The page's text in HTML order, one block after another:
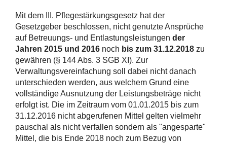
Mit dem III. Pflegestärkungsgesetz hat der
Gesetzgeber beschlossen, nicht genutzte Ansprüche
auf Betreuungs- und Entlastungsleistungender
Jahren 2015 und 2016 noch bis zum 31.12.2018 zu
gewähren (§ 144 Abs. 3 SGB XI). Zur
Verwaltungsvereinfachung soll dabei nicht danach
unterschieden werden, aus welchem Grund eine
vollständige Ausnutzung der Leistungsbeträge nicht
erfolgt ist. Die im Zeitraum vom 01.01.2015 bis zum
31.12.2016 nicht abgerufenen Mittel gelten vielmehr
pauschal als nicht verfallen sondern als "angesparte"
Mittel, die bis Ende 2018 noch zum Bezug von